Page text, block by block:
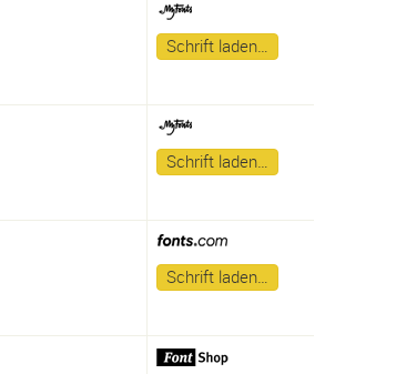
Schrift laden…
Schrift laden…
Schrift laden…